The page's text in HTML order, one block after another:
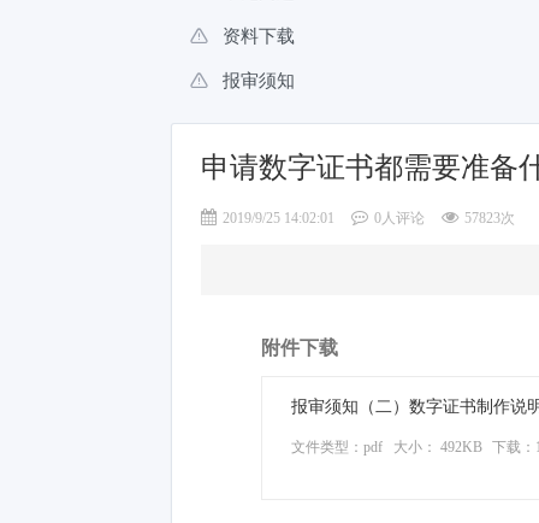
资料下载
报审须知
申请数字证书都需要准备
2019/9/25 14:02:01 0人评论 57823次
附件下载
报审须知（二）数字证书制作说
文件类型：pdf 大小： 492KB 下载：